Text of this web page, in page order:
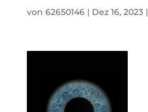
von 62650146| Dez 16, 2023|